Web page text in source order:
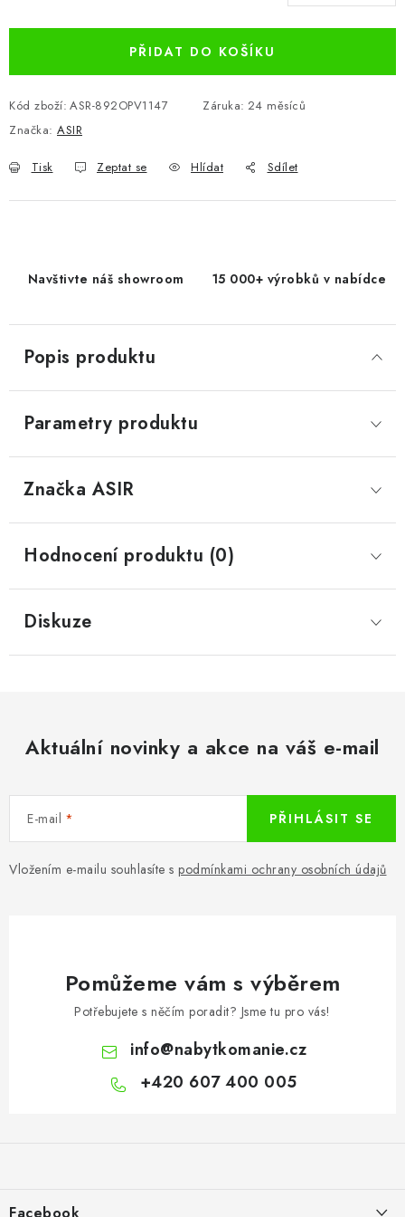
PŘIDAT DO KOŠÍKU
Kód zboží: ASR-892OPV1147 Záruka: 24 měsíců
Značka: ASIR
Tisk Zeptat se Hlídat Sdílet
Navštivte náš showroom 15 000+ výrobků v nabídce
Popis produktu
Parametry produktu
Značka ASIR
Hodnocení produktu (0)
Diskuze
Aktuální novinky a akce na váš e-mail
E-mail
Vložením e-mailu souhlasíte s podmínkami ochrany osobních údajů
PŘIHLÁSIT SE
Pomůžeme vám s výběrem
Potřebujete s něčím poradit? Jsme tu pro vás!
info@nabytkomanie.cz
+420 607 400 005
aFacebook